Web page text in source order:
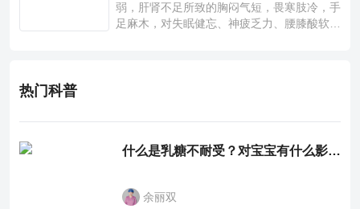
弱，肝肾不足所致的胸闷气短，畏寒肢冷，手
足麻木，对失眠健忘、神疲乏力、腰膝酸软也
热门科普
什么是乳糖不耐受？对宝宝有什么影响？
余丽双